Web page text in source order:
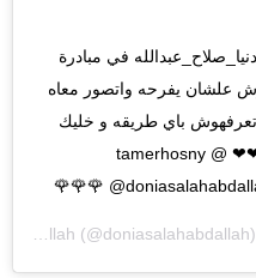
في مبادرة
علشان يفرحه واتصور معاه
باي طريقه و خليك
#في_حته_تانيه 💪💪💪❤❤ @tamerhosny
Donia Salah Abdallah